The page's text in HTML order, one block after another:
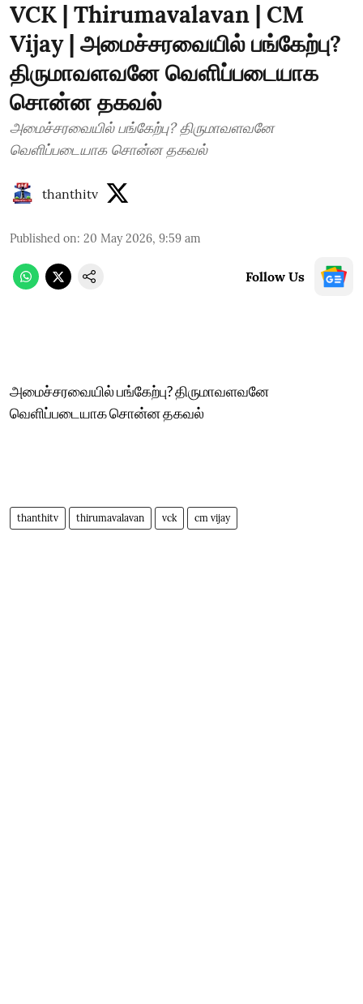
VCK | Thirumavalavan | CM
Vijay | அமைச்சரவையில் பங்கேற்பு?
திருமாவளவனே வெளிப்படையாக
சொன்ன தகவல்
அமைச்சரவையில் பங்கேற்பு? திருமாவளவனே
வெளிப்படையாக சொன்ன தகவல்
thanthitv
Published on: 20 May 2026, 9:59 am
Follow Us
அமைச்சரவையில் பங்கேற்பு? திருமாவளவனே
வெளிப்படையாக சொன்ன தகவல்
thanthitv thirumavalavan vck cm vijay